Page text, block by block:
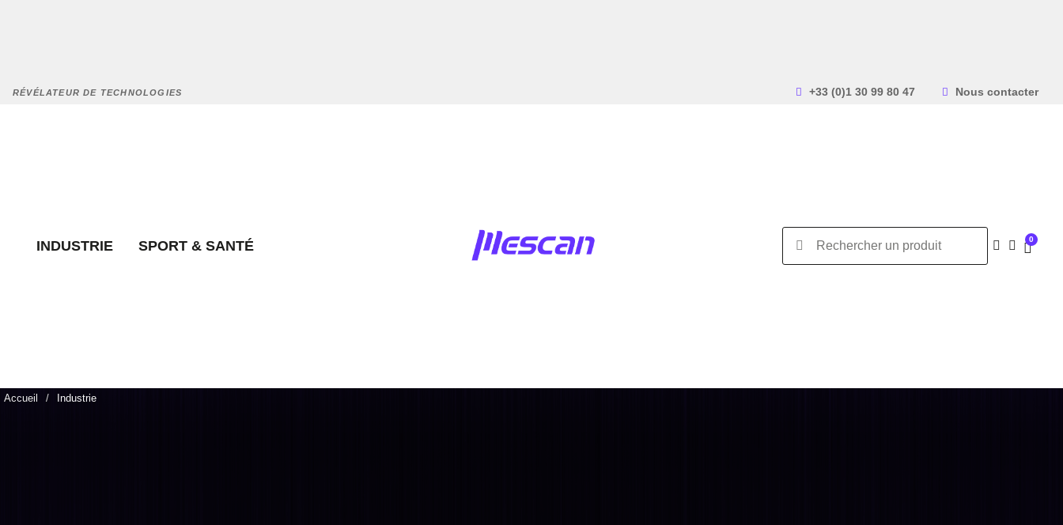
RÉVÉLATEUR DE TECHNOLOGIES +33 (0)1 30 99 80 47 Nous contacter
INDUSTRIE SPORT & SANTÉ
Accueil Industrie